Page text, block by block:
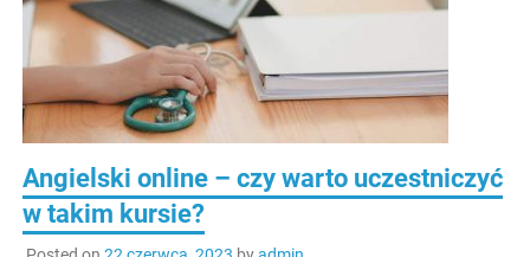
Angielski online – czy warto uczestniczyć
w takim kursie?